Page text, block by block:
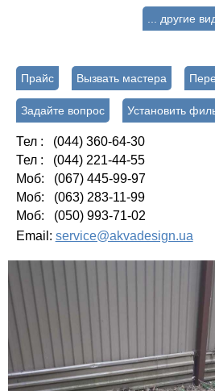
... другие
Прайс Вызвать мастера
Задайте вопрос Установить
Тел : (044) 360-64-30
Тел : (044) 221-44-55
Моб: (067) 445-99-97
Моб: (063) 283-11-99
Моб: (050) 993-71-02
Email: service@akvadesign.ua